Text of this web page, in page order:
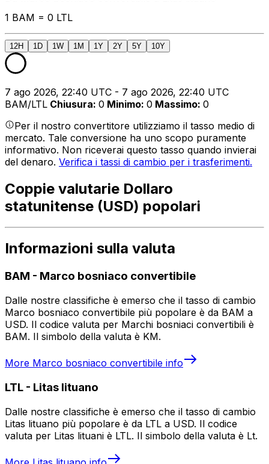
1 BAM = 0 LTL
12H 1D 1W 1M 1Y 2Y 5Y 10Y
7 ago 2026, 22:40 UTC - 7 ago 2026, 22:40 UTC
BAM/LTL Chiusura: 0 Minimo: 0 Massimo: 0
Per il nostro convertitore utilizziamo il tasso medio di
mercato. Tale conversione ha uno scopo puramente
informativo. Non riceverai questo tasso quando invierai
del denaro. Verifica i tassi di cambio per i trasferimenti.
Coppie valutarie Dollaro
statunitense (USD) popolari
Informazioni sulla valuta
BAM - Marco bosniaco convertibile
Dalle nostre classifiche è emerso che il tasso di cambio
Marco bosniaco convertibile più popolare è da BAM a
USD. Il codice valuta per Marchi bosniaci convertibili è
BAM. Il simbolo della valuta è KM.
More Marco bosniaco convertibile info
LTL - Litas lituano
Dalle nostre classifiche è emerso che il tasso di cambio
Litas lituano più popolare è da LTL a USD. Il codice
valuta per Litas lituani è LTL. Il simbolo della valuta è Lt.